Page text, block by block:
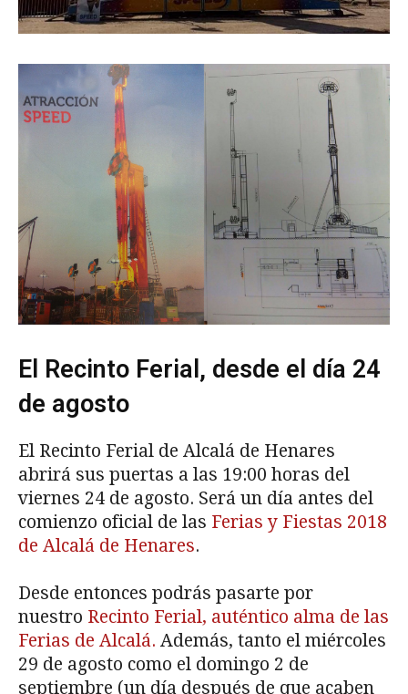
El Recinto Ferial, desde el día 24
de agosto
El Recinto Ferial de Alcalá de Henares
abrirá sus puertas a las 19:00 horas del
viernes 24 de agosto. Será un día antes del
comienzo oficial de las Ferias y Fiestas 2018
de Alcalá de Henares.
Desde entonces podrás pasarte por
nuestro Recinto Ferial, auténtico alma de las
Ferias de Alcalá. Además, tanto el miércoles
29 de agosto como el domingo 2 de
septiembre (un día después de que acaben